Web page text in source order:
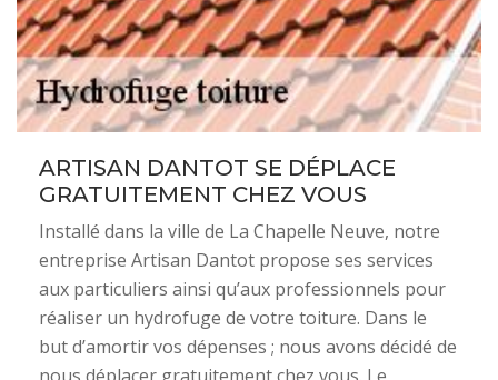
ARTISAN DANTOT SE DÉPLACE
GRATUITEMENT CHEZ VOUS
Installé dans la ville de La Chapelle Neuve, notre
entreprise Artisan Dantot propose ses services
aux particuliers ainsi qu’aux professionnels pour
réaliser un hydrofuge de votre toiture. Dans le
but d’amortir vos dépenses ; nous avons décidé de